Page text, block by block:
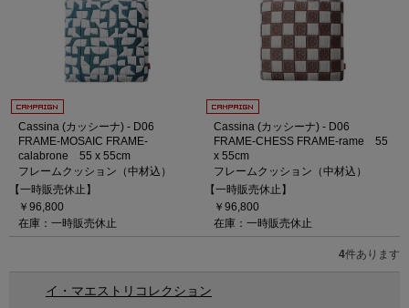
Cassina (カッシーナ) - D06
FRAME-MOSAIC FRAME-
calabrone 55 x 55cm
フレームクッション（中材込）
【一時販売休止】
￥96,800
在庫：一時販売休止
Cassina (カッシーナ) - D06
FRAME-CHESS FRAME-rame 55
x 55cm
フレームクッション（中材込）
【一時販売休止】
￥96,800
在庫：一時販売休止
4件あります
イ・マエストリコレクション